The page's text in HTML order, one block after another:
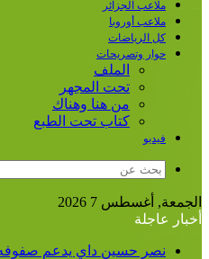
ملاعب الجزائر
ملاعب أوروبا
كل الرياضات
حوار وتصريحات
الملف
تحت المجهر
من هنا وهناك
كتاب تحت الطبع
فيديو
الجمعة, أغسطس 7 2026
أخبار عاجلة
نصر حسين داي يدعم صفوفه